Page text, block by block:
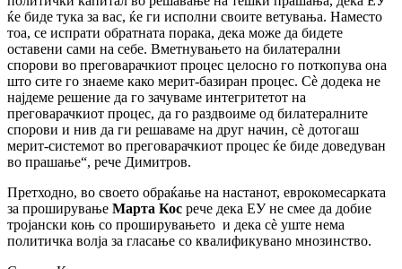
ќе биде тука за вас, ќе ги исполни своите ветувања. Наместо
тоа, се испрати обратната порака, дека може да бидете
оставени сами на себе. Вметнувањето на билатерални
спорови во преговарачкиот процес целосно го поткопува она
што сите го знаеме како мерит-базиран процес. Сѐ додека не
најдеме решение да го зачуваме интегритетот на
преговарачкиот процес, да го раздвоиме од билатералните
спорови и нив да ги решаваме на друг начин, сѐ дотогаш
мерит-системот во преговарачкиот процес ќе биде доведуван
во прашање“, рече Димитров.
Претходно, во своето обраќање на настанот, еврокомесарката
за проширување Марта Кос рече дека ЕУ не смее да добие
тројански коњ со проширувањето и дека сѐ уште нема
политичка волја за гласање со квалификувано мнозинство.